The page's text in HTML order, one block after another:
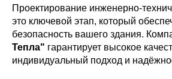
Проектирование инженерно-
это ключевой этап, который
безопасность вашего здания.
Тепла" гарантирует высокое
индивидуальный подход и